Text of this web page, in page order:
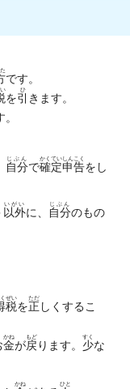
です。
を引
ひ
きます。
自分
じぶん
で確定申告
かくていしんこく
をし
以外
いがい
に、 自分
じぶん
のもの
税
くぜい
を正
ただ
しくするこ
金
かね
が戻
もど
ります。 少
すく
な
かね ひと